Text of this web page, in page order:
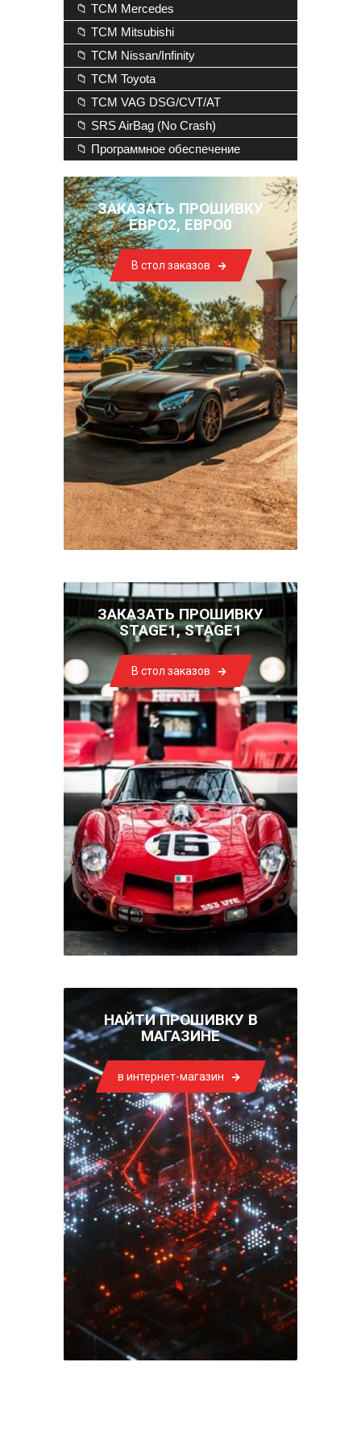
📁 TCM Mercedes
📁 TCM Mitsubishi
📁 TCM Nissan/Infinity
📁 TCM Toyota
📁 TCM VAG DSG/CVT/AT
📁 SRS AirBag (No Crash)
📁 Программное обеспечение
ЗАКАЗАТЬ ПРОШИВКУ
ЕВРО2, ЕВРО0
В стол заказов
ЗАКАЗАТЬ ПРОШИВКУ
STAGE1, STAGE1
В стол заказов
НАЙТИ ПРОШИВКУ В
МАГАЗИНЕ
в интернет-магазин